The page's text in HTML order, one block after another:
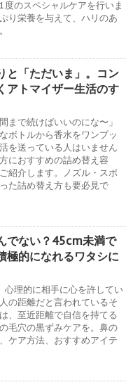
のスペシャルケアを行いま
り栄養を与えて、ハリのあ
と「ただいま」。コン
アトマイザー生活のす
まで続けばいいのにな〜」
ボトルから香水をワンプッ
を送っている人はいません
におすすめの詰め替え容
紹介します。ノズル・スポ
た詰め替え方も要必見で
でない？45cm未満で
極的になれるワタシに
心理的に相手に心を許してい
の距離だと言われているそ
、至近距離で自信を持てる
毛穴の黒ずみケアを。鼻の
ケア方法、おすすめアイテ